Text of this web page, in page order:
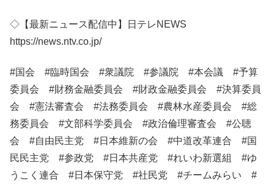
◇【最新ニュース配信中】日テレNEWS
https://news.ntv.co.jp/
#国会 #臨時国会 #衆議院 #参議院 #本会議 #予算
委員会 #財務金融委員会 #財政金融委員会 #決算委員
会 #憲法審査会 #法務委員会 #農林水産委員会 #総
務委員会 #文部科学委員会 #政治倫理審査会 #公聴
会 #自由民主党 #日本維新の会 #中道改革連合 #国
民民主党 #参政党 #日本共産党 #れいわ新選組 #ゆ
うこく連合 #日本保守党 #社民党 #チームみらい #